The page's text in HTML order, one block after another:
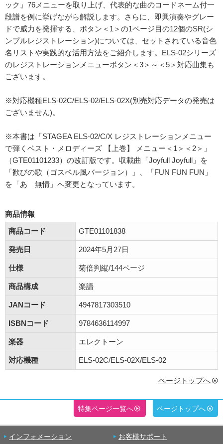
ック』76メニューを取り上げ、代表的な曲のコードネーム付一
段譜を例に挙げながら解説します。さらに、即興演奏やグレー
ドで威力を発揮する、ボタン＜1＞の1ページ目の12個のSR(シ
ンプルレジストレーション)については、セットされている音色
名リストや実践的な活用方法をご紹介します。ELS-02シリーズ
のレジストレーションメニューボタン＜3＞～＜5＞対応曲集も
ございます。
※対応機種ELS-02C/ELS-02/ELS-02X(別売対応データの発売は
ございません)。
※本書は「STAGEA ELS-02/C/X レジストレーションメニュー
で弾くベスト・メロディーズ 【上巻】 メニュー＜1＞＜2＞」
（GTE01101233）の改訂版です。収載曲「Joyfull Joyfull」を
「歓びの歌（ゴスペル風バージョン）」、「FUN FUN FUN」
を「あゝ無情」へ変更となっています。
商品情報
商品コード
GTE01101838
発売日 2024年5月27日
仕様 菊倍判縦/144ページ
商品構成 楽譜
JANコード 4947817303510
ISBNコード 9784636114997
楽器 エレクトーン
対応機種 ELS-02C/ELS-02X/ELS-02
ページトップへ
特集ページ一覧へ ページトップへ
インフォメーション お客様サポート